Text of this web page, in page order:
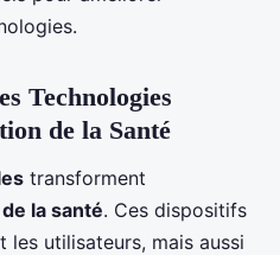
Technologies
de la Santé
transforment
la santé. Ces dispositifs
les utilisateurs, mais aussi